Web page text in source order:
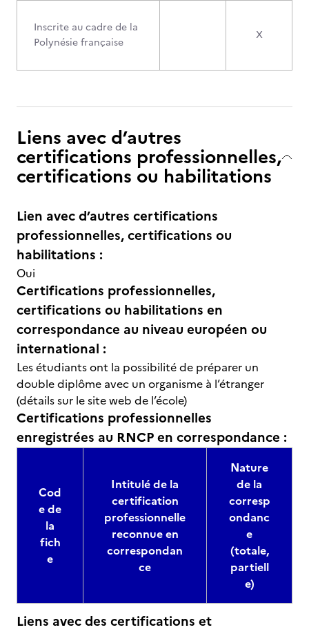
Inscrite au cadre de la
Polynésie française
X
Liens avec d’autres
certifications professionnelles,
certifications ou habilitations
Lien avec d’autres certifications
professionnelles, certifications ou
habilitations :
Oui
Certifications professionnelles,
certifications ou habilitations en
correspondance au niveau européen ou
international :
Les étudiants ont la possibilité de préparer un
double diplôme avec un organisme à l’étranger
(détails sur le site web de l’école)
Certifications professionnelles
enregistrées au RNCP en correspondance :
Cod
e de
la
fich
e
Intitulé de la
certification
professionnelle
reconnue en
correspondan
ce
Nature
de la
corresp
ondanc
e
(totale,
partiell
e)
Liens avec des certifications et